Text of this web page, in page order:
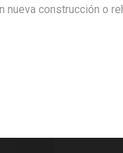
nueva construcción o